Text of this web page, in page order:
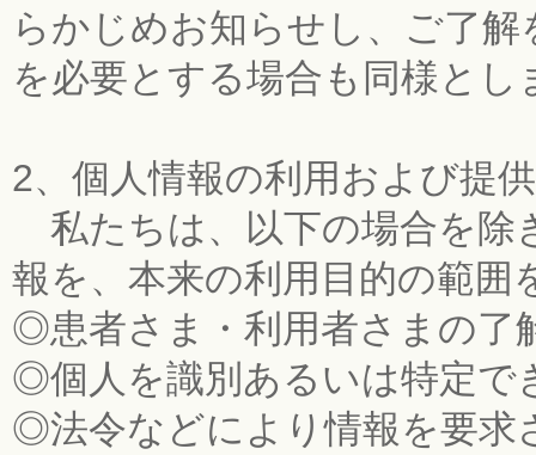
らかじめお知らせし、ご了
を必要とする場合も同様とし
2、個人情報の利用および提供
私たちは、以下の場合を除
報を、本来の利用目的の範
◎患者さま・利用者さまの了
◎個人を識別あるいは特定で
◎法令などにより情報を要求